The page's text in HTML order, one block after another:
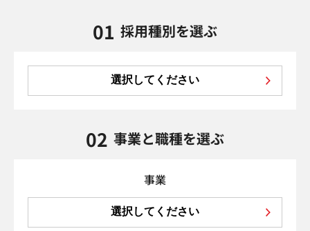
01 採用種別を選ぶ
選択してください
02 事業と職種を選ぶ
事業
選択してください